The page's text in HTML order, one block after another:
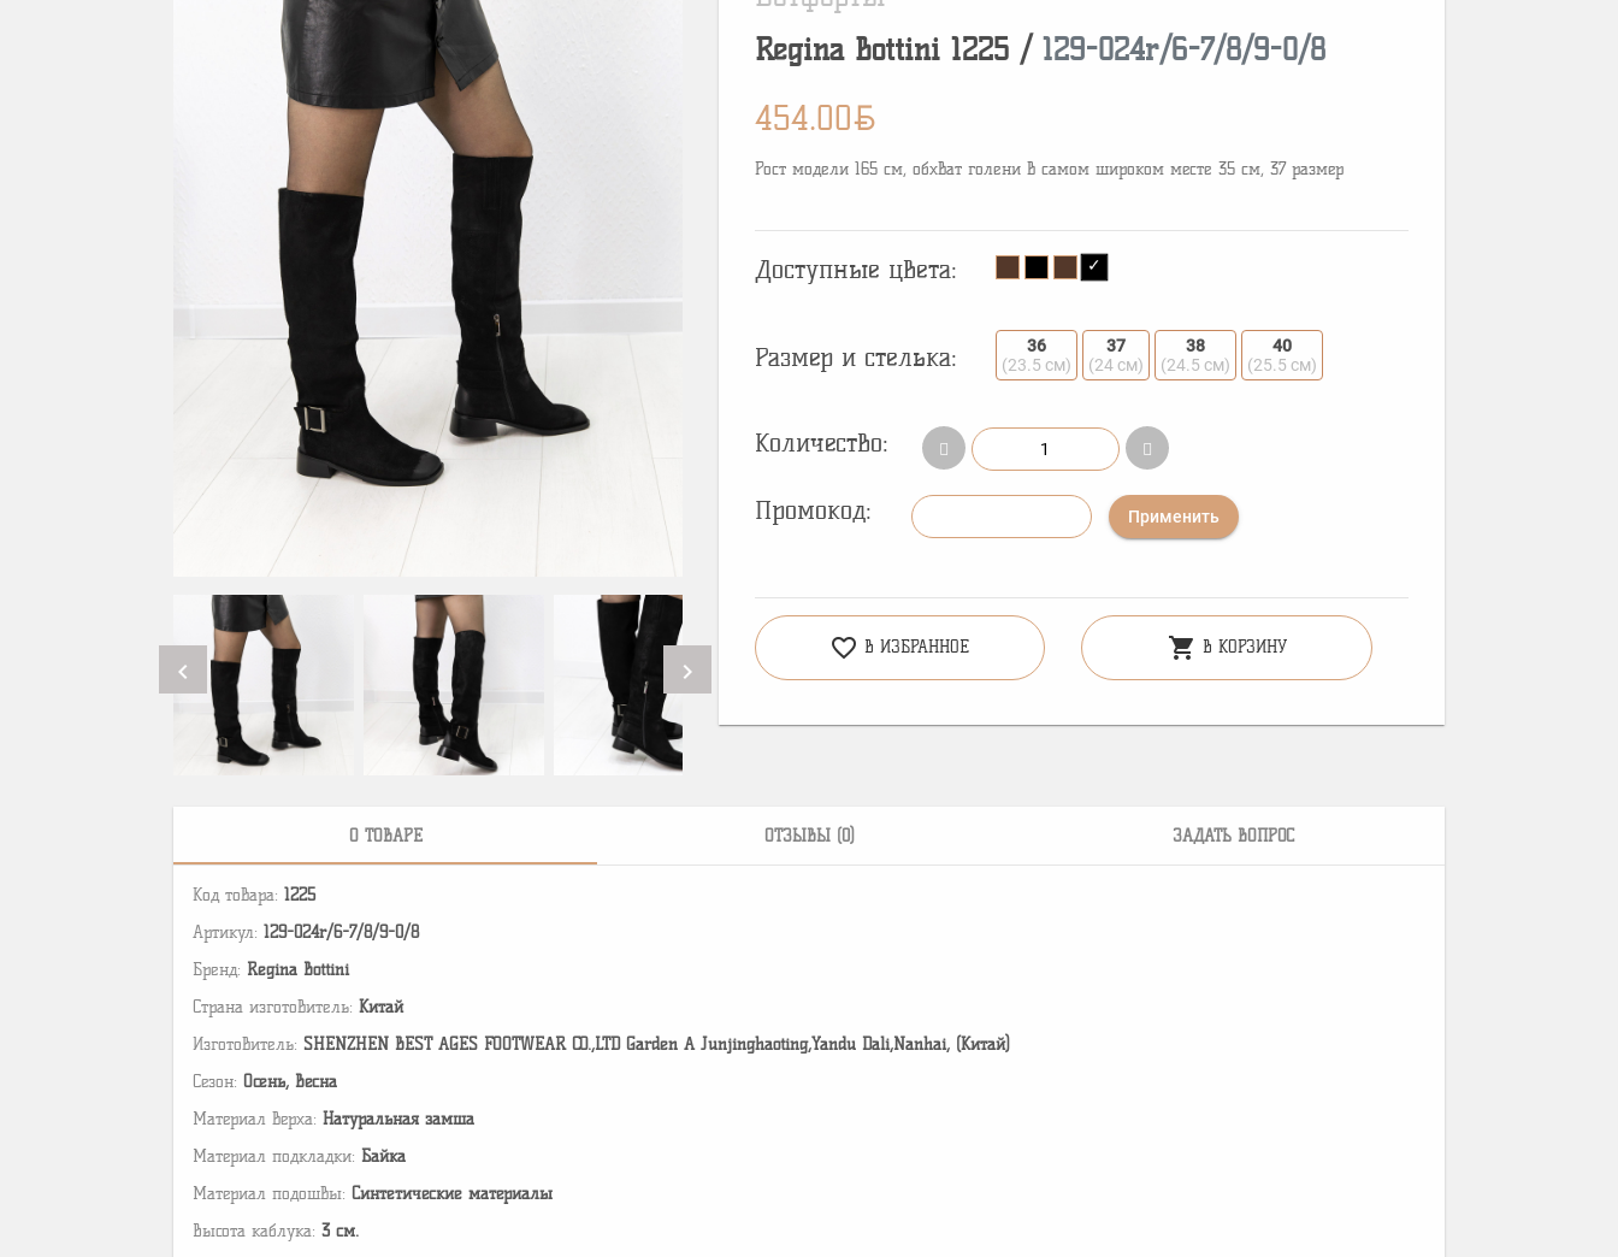
chevron_left chevron_right
Regina Bottini 1225/ 129-024r/6-7/8/9-0/8
454.00BYN
Рост модели 165 см, обхват голени в самом широком месте 35 см, 37 размер
Доступные цвета:
Размер и стелька:
36
(23.5 см)
37
(24 см)
38
(24.5 см)
40
(25.5 см)
Количество:
Промокод: Применить
favorite_border В ИЗБРАННОЕ shopping_cart В КОРЗИНУ
О ТОВАРЕ ОТЗЫВЫ (0) ЗАДАТЬ ВОПРОС
Код товара: 1225
Артикул: 129-024r/6-7/8/9-0/8
Бренд: Regina Bottini
Страна изготовитель: Китай
Изготовитель: SHENZHEN BEST AGES FOOTWEAR CO.,LTD Garden A Junjinghaoting,Yandu Dali,Nanhai, (Китай)
Сезон: Осень, Весна
Материал верха: Натуральная замша
Материал подкладки: Байка
Материал подошвы: Cинтетические материалы
Высота каблука: 3 см.